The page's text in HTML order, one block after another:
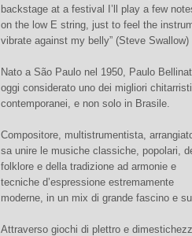
backstage at a festival I’ll play a few
on the low E string, just to feel the
vibrate against my belly” (Steve Swallow)
Nato a São Paulo nel 1950, Paulo
oggi considerato uno dei migliori chitarristi
contemporanei, e non solo in Brasile.
Compositore, multistrumentista,
sa unire le musiche classiche, popolari,
folklore e della tradizione ad armonie e
tecniche d’espressione estremamente
moderne, in un mix di grande fascino e
Attraverso giochi di plettro e